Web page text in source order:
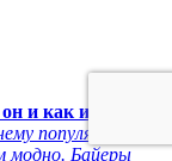
и как им
популярная и
модно. Байеры